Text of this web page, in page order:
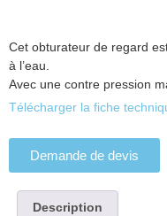
Cet obturateur de regard
à l’eau.
Avec une contre pression
Télécharger la fiche
Demande de devis
Description